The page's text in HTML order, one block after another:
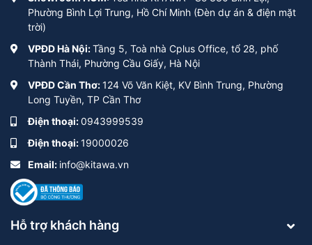
Phường Bình Lợi Trung, Hồ Chí Minh (Đèn dự án & điện mặt
trời)
VPĐD Hà Nội:Tầng 5, Toà nhà Cplus Office, tổ 28, phố
Thành Thái, Phường Cầu Giấy, Hà Nội
VPĐD Cần Thơ:124 Võ Văn Kiệt, KV Bình Trung, Phường
Long Tuyền, TP Cần Thơ
Điện thoại:0943999539
Điện thoại:19000026
Email: info@kitawa.vn
Hỗ trợ khách hàng